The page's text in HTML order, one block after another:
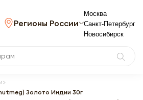
Регионы России
Москва
Санкт-Петербург
Новосибирск
Золото Индии 30г